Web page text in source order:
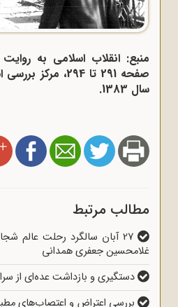
صفحه 291 تا 294،
سال 1383.
مطالب مرتبط
27 آبان سالگرد رحلت عالم
غلامحسین جعفری همدانی
دستگیری و بازداشت عده‌ای از
بررسی اعتراض و اعتصاب‌های